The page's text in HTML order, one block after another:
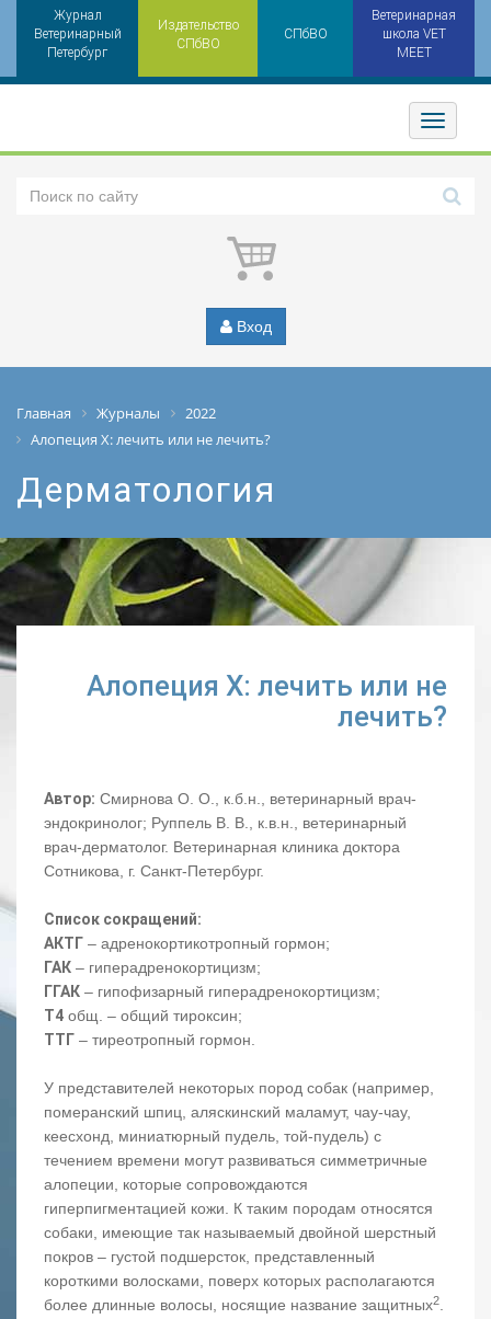
Журнал
Ветеринарный
Петербург
Издательство
СПбВО
СПбВО
Ветеринарная
школа VET
MEET
Toggler
Вход
Главная Журналы
2022
Алопеция Х: лечить или не лечить?
Дерматология
Алопеция Х: лечить или не
лечить?
Автор: Смирнова О. О., к.б.н., ветеринарный врач-
эндокринолог; Руппель В. В., к.в.н., ветеринарный
врач-дерматолог. Ветеринарная клиника доктора
Сотникова, г. Санкт-Петербург.
Список сокращений:
АКТГ – адренокортикотропный гормон;
ГАК – гиперадренокортицизм;
ГГАК – гипофизарный гиперадренокортицизм;
Т4 общ. – общий тироксин;
ТТГ – тиреотропный гормон.
У представителей некоторых пород собак (например,
померанский шпиц, аляскинский маламут, чау-чау,
кеесхонд, миниатюрный пудель, той-пудель) с
течением времени могут развиваться симметричные
алопеции, которые сопровождаются
гиперпигментацией кожи. К таким породам относятся
собаки, имеющие так называемый двойной шерстный
покров – густой подшерсток, представленный
короткими волосками, поверх которых располагаются
более длинные волосы, носящие название защитных2.